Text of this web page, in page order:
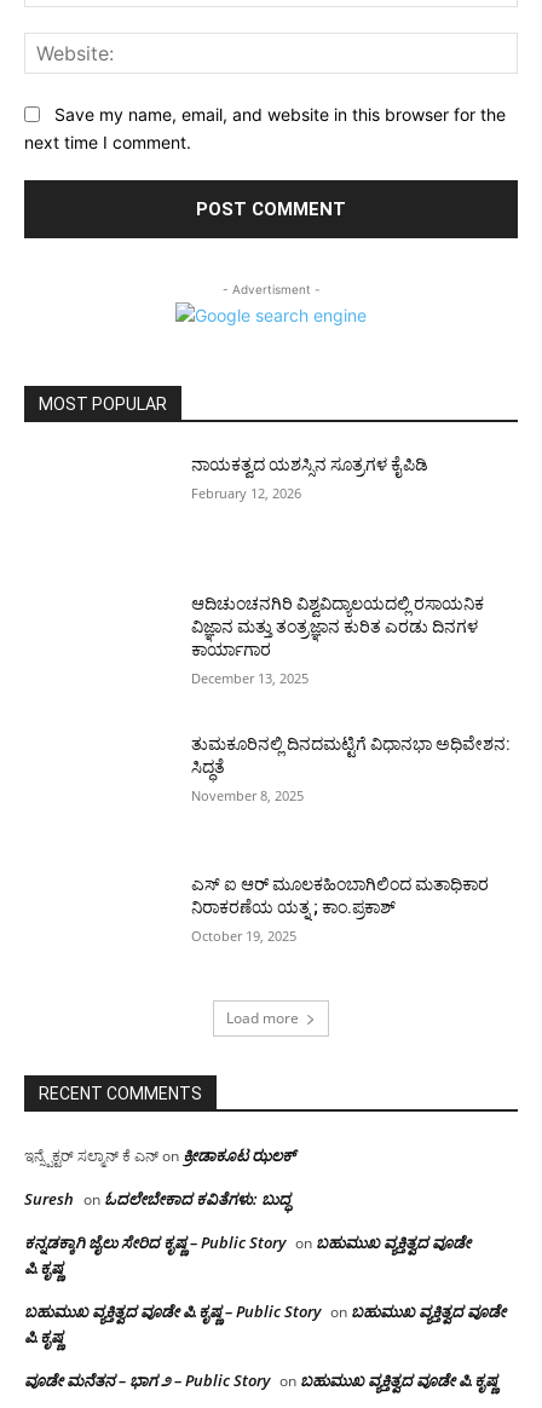
Save my name, email, and website in this browser for the
next time I comment.
- Advertisment -
MOST POPULAR
ನಾಯಕತ್ವದ ಯಶಸ್ಸಿನ ಸೂತ್ರಗಳ ಕೈಪಿಡಿ
February 12, 2026
ಆದಿಚುಂಚನಗಿರಿ ವಿಶ್ವವಿದ್ಯಾಲಯದಲ್ಲಿ ರಸಾಯನಿಕ
ವಿಜ್ಞಾನ ಮತ್ತು ತಂತ್ರಜ್ಞಾನ ಕುರಿತ ಎರಡು ದಿನಗಳ
ಕಾರ್ಯಾಗಾರ
December 13, 2025
ತುಮಕೂರಿನಲ್ಲಿ ದಿನದಮಟ್ಟಿಗೆ ವಿಧಾನಭಾ ಅಧಿವೇಶನ:
ಸಿದ್ಧತೆ
November 8, 2025
ಎಸ್ ಐ ಆರ್ ಮೂಲಕಹಿಂಬಾಗಿಲಿಂದ ಮತಾಧಿಕಾರ
ನಿರಾಕರಣೆಯ ಯತ್ನ ; ಕಾಂ.ಪ್ರಕಾಶ್
October 19, 2025
Load more
RECENT COMMENTS
ಇನ್ಸ್ಪೆಕ್ಟರ್ ಸಲ್ಮಾನ್ ಕೆ ಎನ್on ಕ್ರೀಡಾಕೂಟ ಝಲಕ್
Suresh on ಓದಲೇಬೇಕಾದ‌ ಕವಿತೆಗಳು: ಬುದ್ಧ
ಕನ್ನಡಕ್ಕಾಗಿ ಜೈಲು ಸೇರಿದ ಕೃಷ್ಣ – Public Story on ಬಹುಮುಖ ವ್ಯಕ್ತಿತ್ವದ ವೂಡೇ
ಪಿ.ಕೃಷ್ಣ
ಬಹುಮುಖ ವ್ಯಕ್ತಿತ್ವದ ವೂಡೇ ಪಿ.ಕೃಷ್ಣ – Public Story on ಬಹುಮುಖ ವ್ಯಕ್ತಿತ್ವದ ವೂಡೇ
ಪಿ.ಕೃಷ್ಣ
ವೂಡೇ ಮನೆತನ – ಭಾಗ ೨ – Public Story on ಬಹುಮುಖ ವ್ಯಕ್ತಿತ್ವದ ವೂಡೇ ಪಿ.ಕೃಷ್ಣ